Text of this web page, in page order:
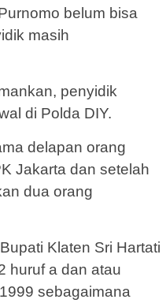
belum bisa
masih
penyidik
di Polda DIY.
delapan orang
Jakarta dan setelah
dua orang
Klaten Sri Hartati
huruf a dan atau
sebagaimana